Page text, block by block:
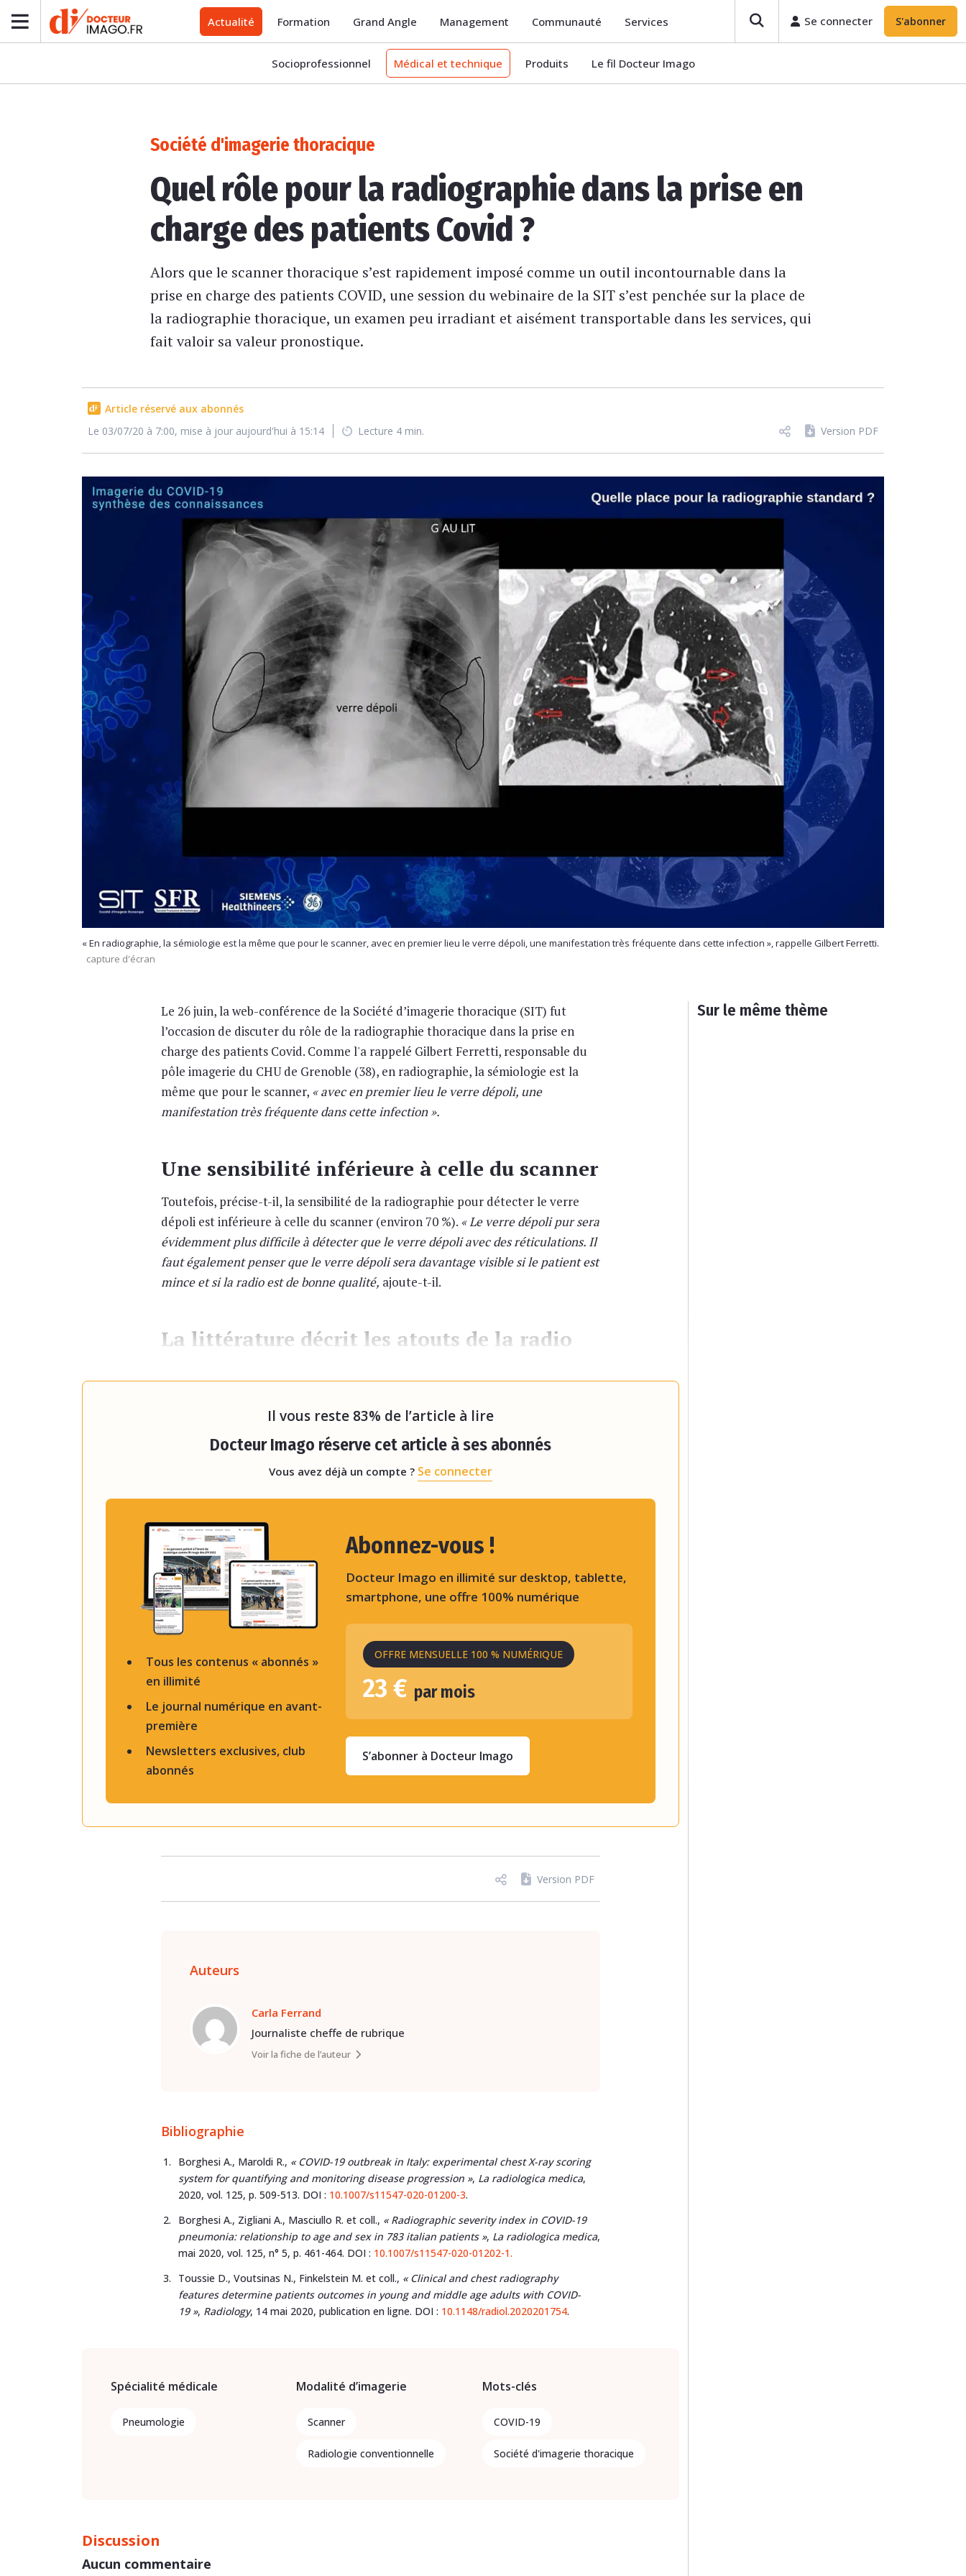
Actualité Formation Grand Angle Management Communauté Services Se connecter S'abonner
Socioprofessionnel Médical et technique Produits Le fil Docteur Imago
Société d'imagerie thoracique
Quel rôle pour la radiographie dans la prise en
charge des patients Covid ?
Alors que le scanner thoracique s’est rapidement imposé comme un outil incontournable dans la
prise en charge des patients COVID, une session du webinaire de la SIT s’est penchée sur la place de
la radiographie thoracique, un examen peu irradiant et aisément transportable dans les services, qui
fait valoir sa valeur pronostique.
Article réservé aux abonnés
Le 03/07/20 à 7:00, mise à jour aujourd'hui à 15:14
Lecture 4 min. Version PDF
« En radiographie, la sémiologie est la même que pour le scanner, avec en premier lieu le verre dépoli, une manifestation très fréquente dans cette infection », rappelle Gilbert Ferretti.
capture d'écran
Le 26 juin, la web-conférence de la Société d’imagerie thoracique (SIT) fut
l’occasion de discuter du rôle de la radiographie thoracique dans la prise en
charge des patients Covid. Comme l'a rappelé Gilbert Ferretti, responsable du
pôle imagerie du CHU de Grenoble (38), en radiographie, la sémiologie est la
même que pour le scanner, « avec en premier lieu le verre dépoli, une
manifestation très fréquente dans cette infection ».
Une sensibilité inférieure à celle du scanner
Toutefois, précise-t-il, la sensibilité de la radiographie pour détecter le verre
dépoli est inférieure à celle du scanner (environ 70 %). « Le verre dépoli pur sera
évidemment plus difficile à détecter que le verre dépoli avec des réticulations. Il
faut également penser que le verre dépoli sera davantage visible si le patient est
mince et si la radio est de bonne qualité, ajoute-t-il.
La littérature décrit les atouts de la radio
Il vous reste 83% de l’article à lire
Docteur Imago réserve cet article à ses abonnés
Vous avez déjà un compte ? Se connecter
Tous les contenus « abonnés »
en illimité
Le journal numérique en avant-
première
Newsletters exclusives, club
abonnés
Abonnez-vous !
Docteur Imago en illimité sur desktop, tablette,
smartphone, une offre 100% numérique
OFFRE MENSUELLE 100 % NUMÉRIQUE
23 € par mois
S’abonner à Docteur Imago
Version PDF
Auteurs
Carla Ferrand
Journaliste cheffe de rubrique
Voir la fiche de l’auteur
Bibliographie
Borghesi A., Maroldi R., « COVID-19 outbreak in Italy: experimental chest X-ray scoring
system for quantifying and monitoring disease progression », La radiologica medica,
2020, vol. 125, p. 509-513. DOI : 10.1007/s11547-020-01200-3.
Borghesi A., Zigliani A., Masciullo R. et coll., « Radiographic severity index in COVID-19
pneumonia: relationship to age and sex in 783 italian patients », La radiologica medica,
mai 2020, vol. 125, n° 5, p. 461-464. DOI : 10.1007/s11547-020-01202-1.
Toussie D., Voutsinas N., Finkelstein M. et coll., « Clinical and chest radiography
features determine patients outcomes in young and middle age adults with COVID-
19 », Radiology, 14 mai 2020, publication en ligne. DOI : 10.1148/radiol.2020201754.
Spécialité médicale
Pneumologie
Modalité d’imagerie
Scanner
Radiologie conventionnelle
Mots-clés
COVID-19
Société d'imagerie thoracique
Discussion
Aucun commentaire
Sur le même thème